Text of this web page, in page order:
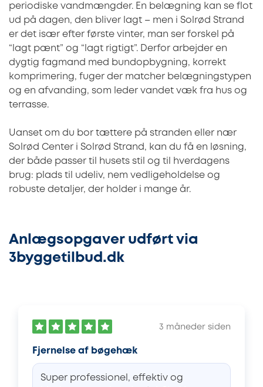
periodiske vandmængder. En belægning kan se flot
ud på dagen, den bliver lagt – men i Solrød Strand
er det især efter første vinter, man ser forskel på
“lagt pænt” og “lagt rigtigt”. Derfor arbejder en
dygtig fagmand med bundopbygning, korrekt
komprimering, fuger der matcher belægningstypen
og en afvanding, som leder vandet væk fra hus og
terrasse.
Uanset om du bor tættere på stranden eller nær
Solrød Center i Solrød Strand, kan du få en løsning,
der både passer til husets stil og til hverdagens
brug: plads til udeliv, nem vedligeholdelse og
robuste detaljer, der holder i mange år.
Anlægsopgaver udført via
3byggetilbud.dk
3 måneder siden
Fjernelse af bøgehæk
Super professionel, effektiv og